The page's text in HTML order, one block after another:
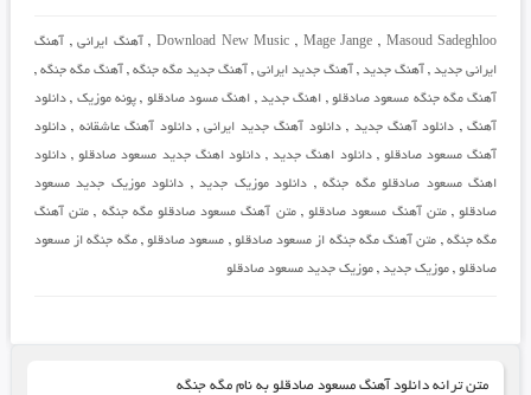
Download New Music , Mage Jange , Masoud Sadeghloo
, آهنگ ایرانی, آهنگ
ایرانی جدید, آهنگ جدید, آهنگ جدید ایرانی, آهنگ جدید مگه جنگه , آهنگ مگه جنگه ,
آهنگ مگه جنگه مسعود صادقلو , اهنگ جدید , اهنگ مسود صادقلو ,پونه موزیک ,دانلود
آهنگ, دانلود آهنگ جدید ,دانلود آهنگ جدید ایرانی,دانلود آهنگ عاشقانه ,دانلود
آهنگ مسعود صادقلو ,دانلود اهنگ جدید,دانلود اهنگ جدید مسعود صادقلو ,دانلود
اهنگ مسعود صادقلو مگه جنگه, دانلود موزیک جدید, دانلود موزیک جدید مسعود
صادقلو ,متن آهنگ مسعود صادقلو ,متن آهنگ مسعود صادقلو مگه جنگه , متن آهنگ
مگه جنگه , متن آهنگ مگه جنگه از مسعود صادقلو , مسعود صادقلو ,مگه جنگه از مسعود
صادقلو , موزیک جدید, موزیک جدید مسعود صادقلو
متن ترانه دانلود آهنگ مسعود صادقلو به نام مگه جنگه